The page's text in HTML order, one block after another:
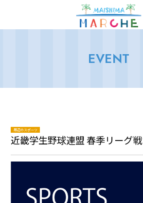
EVENT
周辺のスポーツ
近畿学生野球連盟 春季リーグ戦